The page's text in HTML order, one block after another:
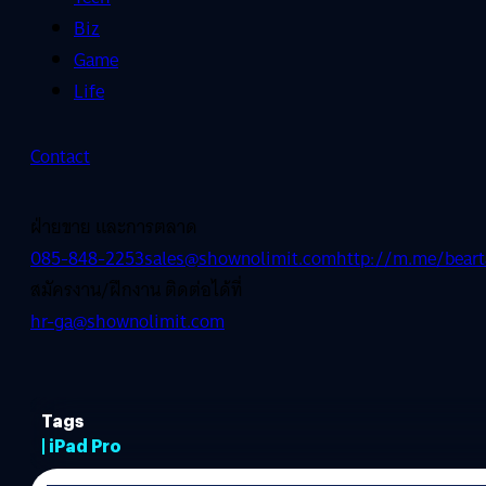
Biz
Game
Life
Contact
ฝ่ายขาย และการตลาด
085-848-2253sales@shownolimit.comhttp://m.me/
สมัครงาน/ฝึกงาน ติดต่อได้ที่
hr-ga@shownolimit.com
Tags
| iPad Pro